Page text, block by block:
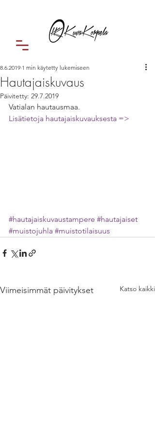
Hautajaiskuvaus
8.6.2019 1 min käytetty lukemiseen
Päivitetty: 29.7.2019
Vatialan hautausmaa.
Lisätietoja hautajaiskuvauksesta =>
#hautajaiskuvaustampere #hautajaiset
#muistojuhla #muistotilaisuus
Viimeisimmät päivitykset Katso kaikki